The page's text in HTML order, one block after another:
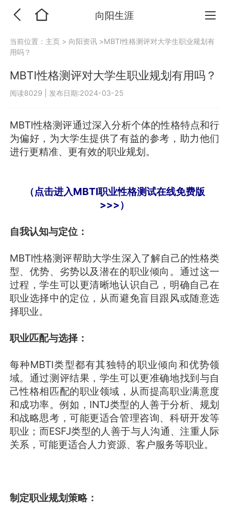
向阳生涯
当前位置： 主页 > 向阳资讯 >MBTI性格测评对大学生职业规划有
用吗？
MBTI性格测评对大学生职业规划有用吗？
阅读8029 发布日期:2024-03-25
MBTI性格测评通过深入分析个体的性格特点和行
为偏好，为大学生提供了有益的参考，助力他们
进行更精准、更有效的职业规划。
（点击进入MBTI职业性格测试在线免费版
>>>）
自我认知与定位：
MBTI性格测评帮助大学生深入了解自己的性格类
型、优势、劣势以及潜在的职业倾向。通过这一
过程，学生可以更清晰地认识自己，明确自己在
职业选择中的定位，从而避免盲目跟风或随意选
择职业。
职业匹配与选择：
每种MBTI类型都有其独特的职业倾向和优势领
域。通过测评结果，学生可以更准确地找到与自
己性格相匹配的职业领域，从而提高职业满意度
和成功率。例如，INTJ类型的人善于分析、规划
和战略思考，可能更适合管理咨询、科研开发等
职业；而ESFJ类型的人善于与人沟通、注重人际
关系，可能更适合人力资源、客户服务等职业。
制定职业规划策略：